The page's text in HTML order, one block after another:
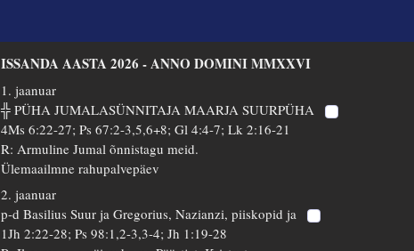
ISSANDA AASTA 2026 - ANNO DOMINI MMXXVI
1. jaanuar
╬ PÜHA JUMALASÜNNITAJA MAARJA SUURPÜHA
4Ms 6:22-27; Ps 67:2-3,5,6+8; Gl 4:4-7; Lk 2:16-21
R: Armuline Jumal õnnistagu meid.
Ülemaailmne rahupalvepäev
2. jaanuar
p-d Basilius Suur ja Gregorius, Nazianzi, piiskopid ja
1Jh 2:22-28; Ps 98:1,2-3,3-4; Jh 1:19-28